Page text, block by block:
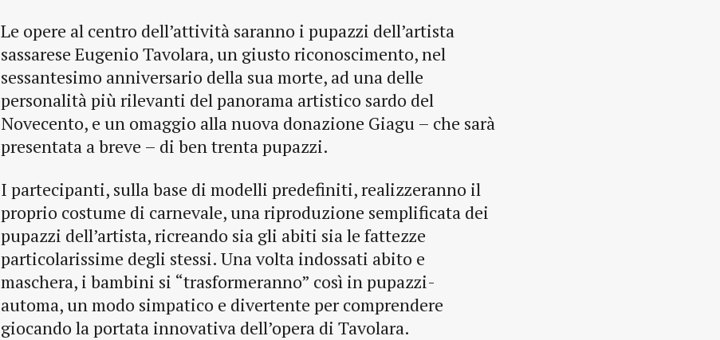
Le opere al centro dell’attività saranno i pupazzi dell’artista
sassarese Eugenio Tavolara, un giusto riconoscimento, nel
sessantesimo anniversario della sua morte, ad una delle
personalità più rilevanti del panorama artistico sardo del
Novecento, e un omaggio alla nuova donazione Giagu – che sarà
presentata a breve – di ben trenta pupazzi.
I partecipanti, sulla base di modelli predefiniti, realizzeranno il
proprio costume di carnevale, una riproduzione semplificata dei
pupazzi dell’artista, ricreando sia gli abiti sia le fattezze
particolarissime degli stessi. Una volta indossati abito e
maschera, i bambini si “trasformeranno” così in pupazzi-
automa, un modo simpatico e divertente per comprendere
giocando la portata innovativa dell’opera di Tavolara.